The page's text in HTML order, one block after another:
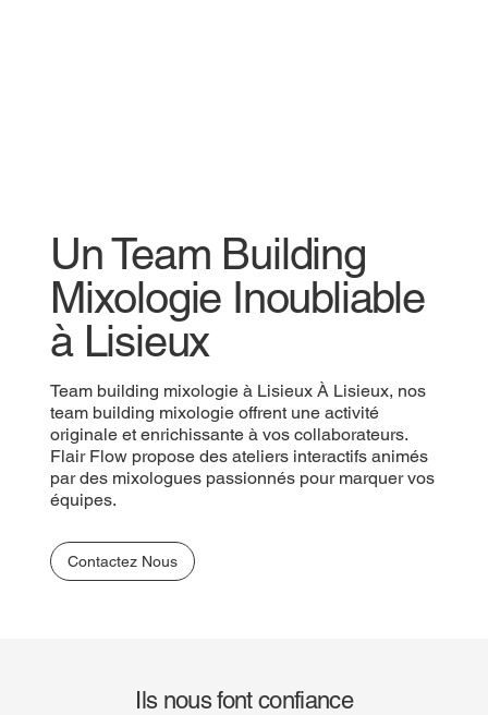
Un Team Building
Mixologie Inoubliable
à Lisieux
Team building mixologie à Lisieux À Lisieux, nos
team building mixologie offrent une activité
originale et enrichissante à vos collaborateurs.
Flair Flow propose des ateliers interactifs animés
par des mixologues passionnés pour marquer vos
équipes.
Contactez Nous
Ils nous font confiance